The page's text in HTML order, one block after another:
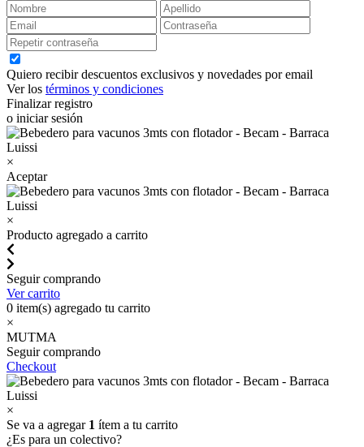
Quiero recibir descuentos exclusivos y novedades por email
Ver los términos y condiciones
Finalizar registro
o iniciar sesión
×
Aceptar
×
Producto agregado a carrito
Seguir comprando
Ver carrito
0 item(s) agregado tu carrito
×
MUTMA
Seguir comprando
Checkout
×
Se va a agregar 1 ítem a tu carrito
¿Es para un colectivo?